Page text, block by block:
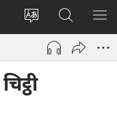
वेबसाइट
भाषा
बदलिए
लॉग-
इन
(opens
window)
JW.ORG
खोजें
मैन्यू